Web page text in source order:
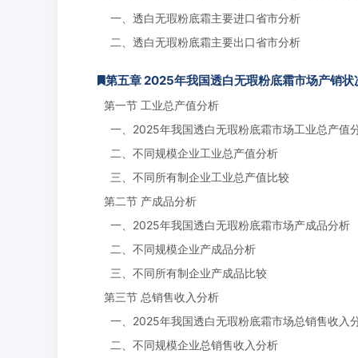
一、透白无瑕粉底霜主要进口省市分析
二、透白无瑕粉底霜主要出口省市分析
第五章 2025年我国透白无瑕粉底霜市场产销状
第一节 工业总产值分析
一、2025年我国透白无瑕粉底霜市场工业总产值
二、不同规模企业工业总产值分析
三、不同所有制企业工业总产值比较
第二节 产成品分析
一、2025年我国透白无瑕粉底霜市场产成品分析
二、不同规模企业产成品分析
三、不同所有制企业产成品比较
第三节 总销售收入分析
一、2025年我国透白无瑕粉底霜市场总销售收入
二、不同规模企业总销售收入分析